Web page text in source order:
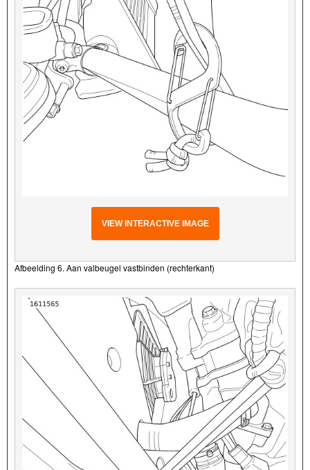
VIEW INTERACTIVE IMAGE
Afbeelding 6. Aan valbeugel vastbinden (rechterkant)